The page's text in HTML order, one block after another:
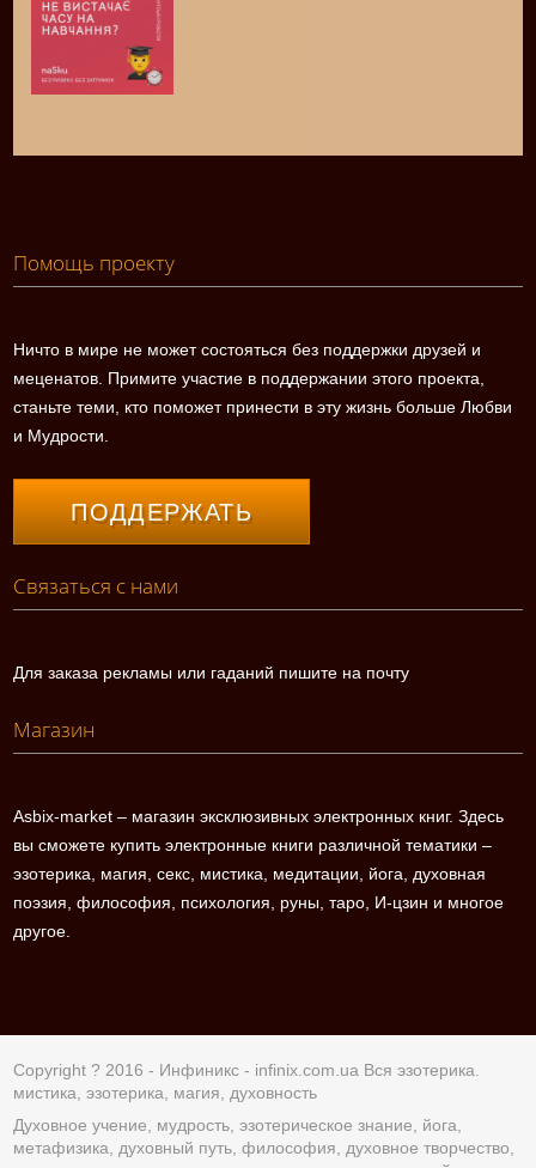
Помощь проекту
Ничто в мире не может состояться без поддержки друзей и
меценатов. Примите участие в поддержании этого проекта,
станьте теми, кто поможет принести в эту жизнь больше Любви
и Мудрости.
ПОДДЕРЖАТЬ
Связаться с нами
Для заказа рекламы или гаданий пишите на почту
Магазин
Asbix-market – магазин эксклюзивных электронных книг. Здесь
вы сможете купить электронные книги различной тематики –
эзотерика, магия, секс, мистика, медитации, йога, духовная
поэзия, философия, психология, руны, таро, И-цзин и многое
другое.
Copyright ? 2016 - Инфиникс - infinix.com.ua Вся эзотерика.
мистика, эзотерика, магия, духовность
Духовное учение, мудрость, эзотерическое знание, йога,
метафизика, духовный путь, философия, духовное творчество,